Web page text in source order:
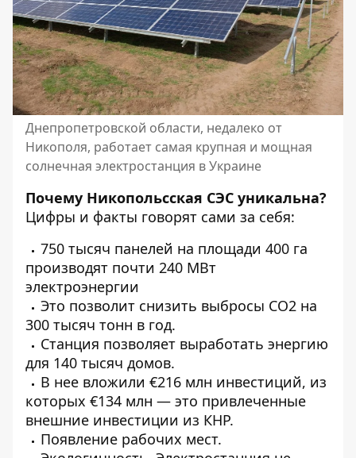
Днепропетровской области, недалеко от
Никополя, работает самая крупная и мощная
солнечная электростанция в Украине
Почему Никопольсская СЭС уникальна?
Цифры и факты говорят сами за себя:
750 тысяч панелей на площади 400 га
производят почти 240 МВт
электроэнергии
Это позволит снизить выбросы СО2 на
300 тысяч тонн в год.
Станция позволяет выработать энергию
для 140 тысяч домов.
В нее вложили €216 млн инвестиций, из
которых €134 млн — это привлеченные
внешние инвестиции из КНР.
Появление рабочих мест.